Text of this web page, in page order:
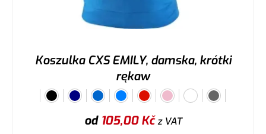
Koszulka CXS EMILY, damska, krótki
rękaw
od 105,00Kčz VAT